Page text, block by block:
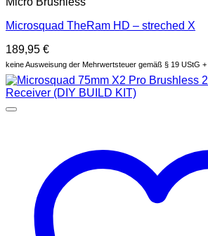
Microsquad TheRam HD – streched X
189,95 €
keine Ausweisung der Mehrwertsteuer gemäß § 19 UStG +